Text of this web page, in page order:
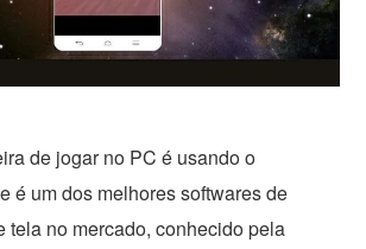
de jogar no PC é usando o
é um dos melhores softwares de
tela no mercado, conhecido pela